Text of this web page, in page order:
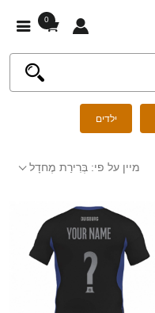
0
ילדים
מיין על פי: בְּרִירַת מֶחדָל